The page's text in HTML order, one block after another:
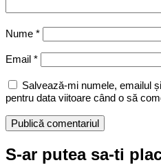
Nume *
Email *
Salvează-mi numele, emailul
pentru data viitoare când o să
S-ar putea sa-ti